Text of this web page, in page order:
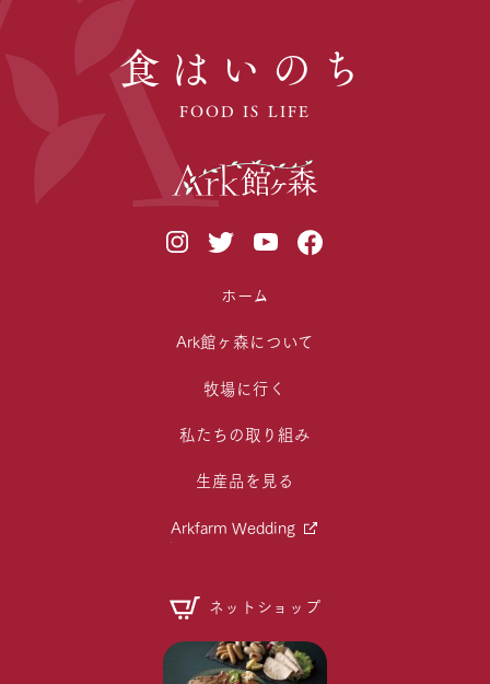
食はいのち
FOOD IS LIFE
ホーム
Ark館ヶ森について
牧場に行く
私たちの取り組み
生産品を見る
Arkfarm Wedding
ネットショップ